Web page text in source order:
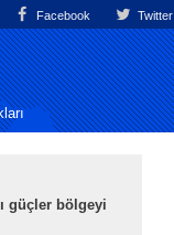
Facebook Twitter
güçler bölgeyi